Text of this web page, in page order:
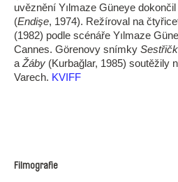
uvěznění Yılmaze Güneye
(Endişe, 1974). Režíroval na
(1982) podle scénáře Yılmaze
Cannes. Görenovy snímky
a Žáby (Kurbağlar, 1985) soutěžily
Varech. KVIFF
Filmografie